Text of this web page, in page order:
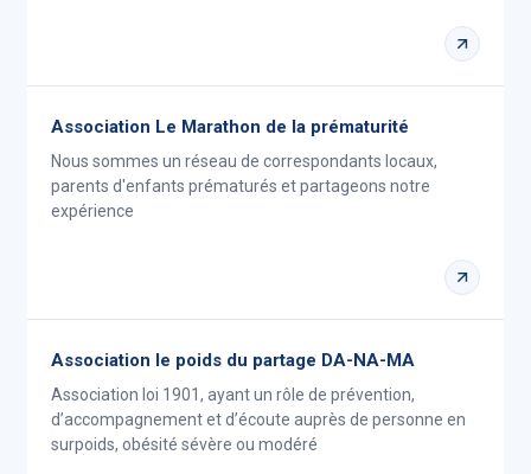
Association Le Marathon de la prématurité
Nous sommes un réseau de correspondants locaux,
parents d'enfants prématurés et partageons notre
expérience
Association le poids du partage DA-NA-MA
Association loi 1901, ayant un rôle de prévention,
d’accompagnement et d’écoute auprès de personne en
surpoids, obésité sévère ou modéré